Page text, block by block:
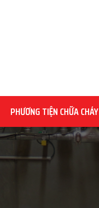
PHƯƠNG TIỆN CHỮA CHÁY